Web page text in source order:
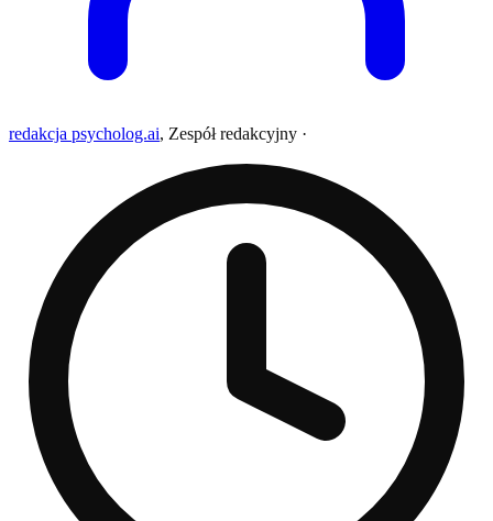
redakcja psycholog.ai, Zespół redakcyjny ·